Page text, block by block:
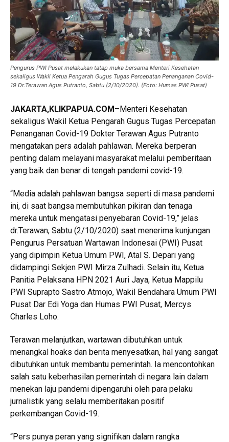
Pengurus PWI Pusat melakukan tatap muka bersama Menteri Kesehatan
sekaligus Wakil Ketua Pengarah Gugus Tugas Percepatan Penanganan Covid-
19 Dr.Terawan Agus Putranto, Sabtu (2/10/2020). (Foto: Humas PWI Pusat)
JAKARTA,KLIKPAPUA.COM–Menteri Kesehatan
sekaligus Wakil Ketua Pengarah Gugus Tugas Percepatan
Penanganan Covid-19 Dokter Terawan Agus Putranto
mengatakan pers adalah pahlawan. Mereka berperan
penting dalam melayani masyarakat melalui pemberitaan
yang baik dan benar di tengah pandemi covid-19.
“Media adalah pahlawan bangsa seperti di masa pandemi
ini, di saat bangsa membutuhkan pikiran dan tenaga
mereka untuk mengatasi penyebaran Covid-19,” jelas
dr.Terawan, Sabtu (2/10/2020) saat menerima kunjungan
Pengurus Persatuan Wartawan Indonesai (PWI) Pusat
yang dipimpin Ketua Umum PWI, Atal S. Depari yang
didampingi Sekjen PWI Mirza Zulhadi. Selain itu, Ketua
Panitia Pelaksana HPN 2021 Auri Jaya, Ketua Mappilu
PWI Suprapto Sastro Atmojo, Wakil Bendahara Umum PWI
Pusat Dar Edi Yoga dan Humas PWI Pusat, Mercys
Charles Loho.
Terawan melanjutkan, wartawan dibutuhkan untuk
menangkal hoaks dan berita menyesatkan, hal yang sangat
dibutuhkan untuk membantu pemerintah. Ia mencontohkan
salah satu keberhasilan pemerintah di negara lain dalam
menekan laju pandemi dipengaruhi oleh para pelaku
jurnalistik yang selalu memberitakan positif
perkembangan Covid-19.
“Pers punya peran yang signifikan dalam rangka